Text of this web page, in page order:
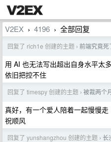
V2EX › 4196 › 全部回复
回复了 rich1e 创建的主题 › 前端究竟死
用 AI 也无法写出超出自身水平太
依旧把控不住
回复了 timespy 创建的主题 › 被裁两个
真好，有一个爱人陪着一起慢慢走
祝顺风
回复了 yunshangzhou 创建的主题 › 长